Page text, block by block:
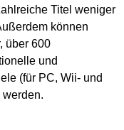
Titel weniger
können
über 600
und
(für PC, Wii- und